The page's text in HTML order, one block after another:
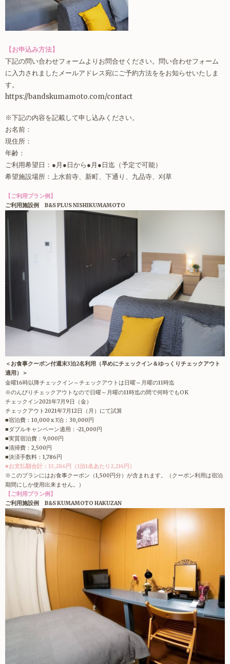
【お申込み方法】
下記の問い合わせフォームよりお問合せください。問い合わせフォーム
に入力されましたメールアドレス宛にご予約方法ををお知らせいたしま
す。
https://bandskumamoto.com/contact
※下記の内容を記載して申し込みください。
お名前：
現住所：
年齢：
ご利用希望日：●月●日から●月●日迄（予定で可能）
希望施設場所：上水前寺、新町、下通り、九品寺、刈草
【ご利用プラン例】
ご利用施設例 B&S PLUS NISHIKUMAMOTO
＜お食事クーポン付週末3泊2名利用（早めにチェックイン＆ゆっくりチェックアウト
適用）＞
金曜16時以降チェックイン～チェックアウトは日曜～月曜の11時迄
※のんびりチェックアウトなので日曜～月曜の11時迄の間で何時でもOK
チェックイン2021年7月9日（金）
チェックアウト2021年7月12日（月）にて試算
■宿泊費：10,000 x 3泊：30,000円
■ダブルキャンペーン適用：-21,000円
■実質宿泊費：9,000円
■清掃費：2,500円
■決済手数料：1,786円
■お支払額合計：13,286円（1泊1名あたり2,214円）
※このプランにはお食事クーポン（1,500円分）が含まれます。（クーポン利用は宿泊
期間にしか使用出来ません。）
【ご利用プラン例】
ご利用施設例 B&S KUMAMOTO HAKUZAN